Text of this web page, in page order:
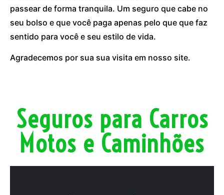
passear de forma tranquila. Um seguro que cabe no
seu bolso e que você paga apenas pelo que que faz
sentido para você e seu estilo de vida.
Agradecemos por sua sua visita em nosso site.
Seguros para Carros
Motos e Caminhões